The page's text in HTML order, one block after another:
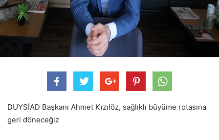
DUYSİAD Başkanı Ahmet Kızılöz, sağlıklı büyüme rotasına
geri döneceğiz